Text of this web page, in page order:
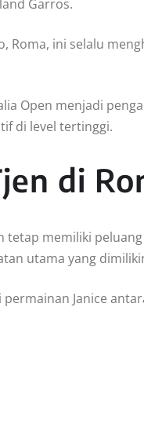
Garros.
Roma, ini selalu
Open menjadi
di level tertinggi.
di
tetap memiliki
utama yang
Janice